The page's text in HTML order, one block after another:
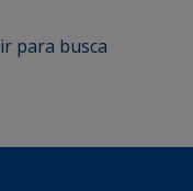
ir para busca